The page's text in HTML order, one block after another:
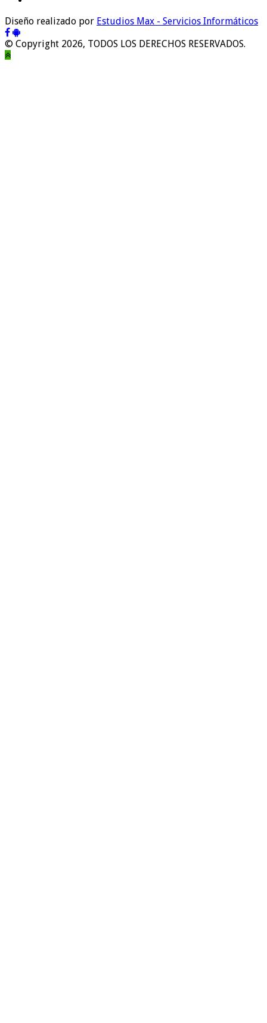
Diseño realizado por Estudios Max - Servicios Informáticos
© Copyright 2026, TODOS LOS DERECHOS RESERVADOS.